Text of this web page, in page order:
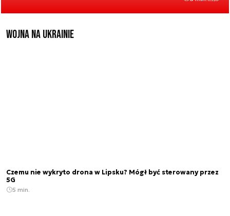
Wojna na Ukrainie
Czemu nie wykryto drona w Lipsku? Mógł być sterowany przez
5G
5 min.